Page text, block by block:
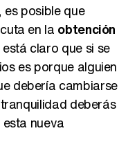
posible que
en la obtención
claro que si se
es porque alguien
debería cambiarse
deberás
nueva